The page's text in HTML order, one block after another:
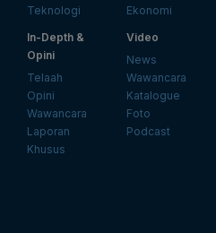
Teknologi
Ekonomi
In-Depth &
Opini
Telaah
Opini
Wawancara
Laporan
Khusus
Video
News
Wawancara
Katalogue
Foto
Podcast